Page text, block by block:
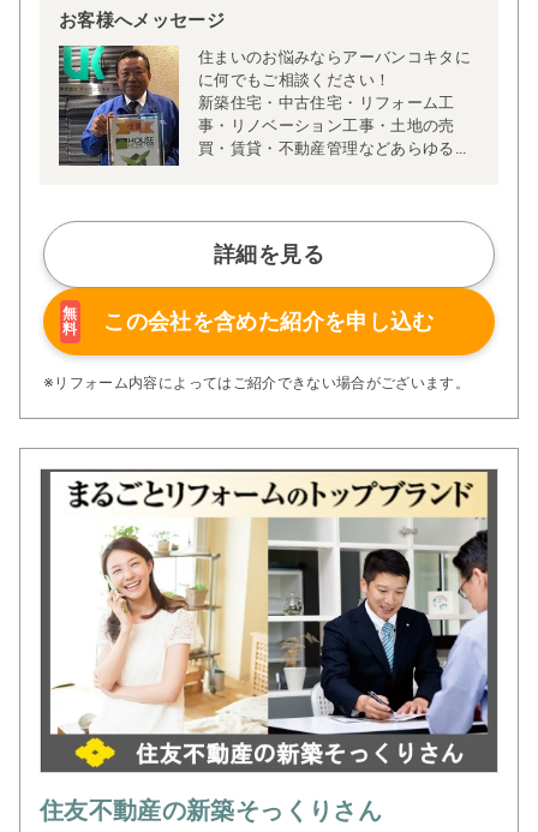
お客様へメッセージ
住まいのお悩みならアーバンコキタに
に何でもご相談ください！
新築住宅・中古住宅・リフォーム工
事・リノベーション工事・土地の売
買・賃貸・不動産管理などあらゆるご
お客様の目線に立ち、真摯に対応する
ことをモットーとしております。
詳細を見る
無
料
この会社を含めた紹介を申し込む
※リフォーム内容によってはご紹介できない場合がございます。
住友不動産の新築そっくりさん